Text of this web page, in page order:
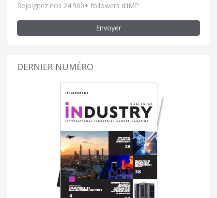
Rejoignez nos 24.900+ followers d’IMP
Envoyer
DERNIER NUMÉRO